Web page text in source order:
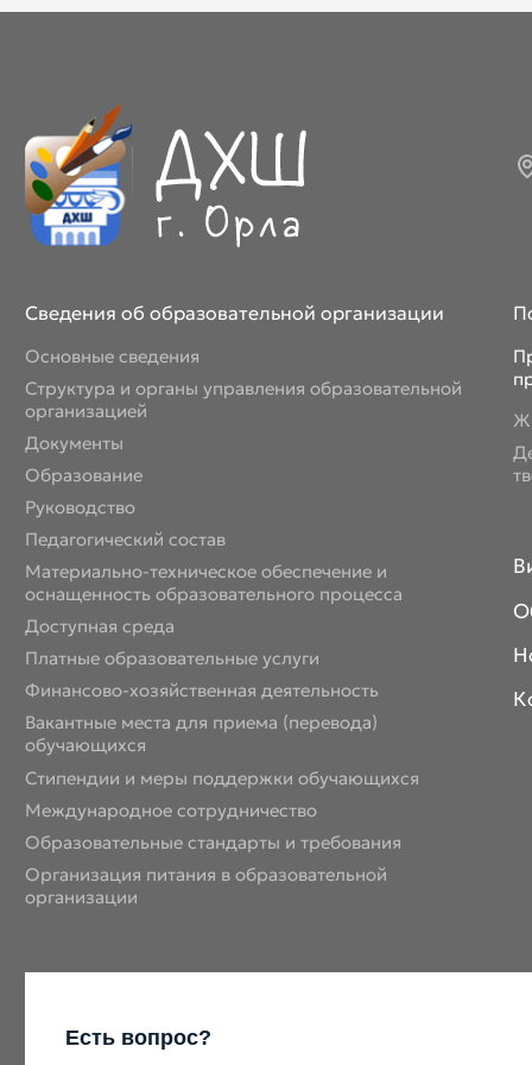
Сведения об образовательной организации
Основные сведения
Структура и органы управления образовательной
организацией
Документы
Образование
Руководство
Педагогический состав
Материально-техническое обеспечение и
оснащенность образовательного процесса
Доступная среда
Платные образовательные услуги
Финансово-хозяйственная деятельность
Вакантные места для приема (перевода)
обучающихся
Стипендии и меры поддержки обучающихся
Международное сотрудничество
Образовательные стандарты и требования
Организация питания в образовательной
организации
Есть вопрос?